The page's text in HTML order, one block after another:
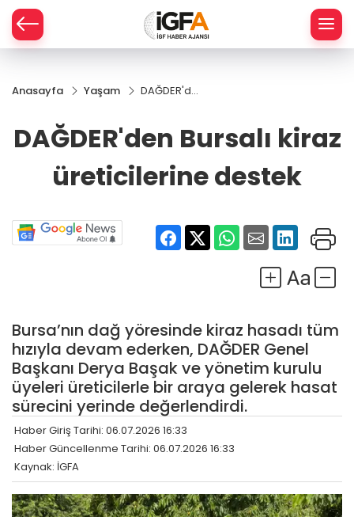
Anasayfa Yaşam
DAĞDER'den
destek
DAĞDER'den Bursalı kiraz
üreticilerine destek
Bursa’nın dağ yöresinde kiraz hasadı tüm
hızıyla devam ederken, DAĞDER Genel
Başkanı Derya Başak ve yönetim kurulu
üyeleri üreticilerle bir araya gelerek hasat
sürecini yerinde değerlendirdi.
Haber Giriş Tarihi: 06.07.2026 16:33
Haber Güncellenme Tarihi: 06.07.2026 16:33
Kaynak: İGFA